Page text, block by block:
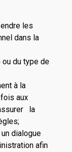
les
dans la
du type de
à la
aux
la
dialogue
afin